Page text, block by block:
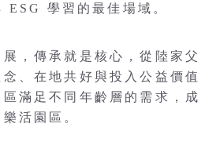
ESG 學習的最佳場域。
，傳承就是核心，從陸家父
、在地共好與投入公益價值
滿足不同年齡層的需求，成
活園區。